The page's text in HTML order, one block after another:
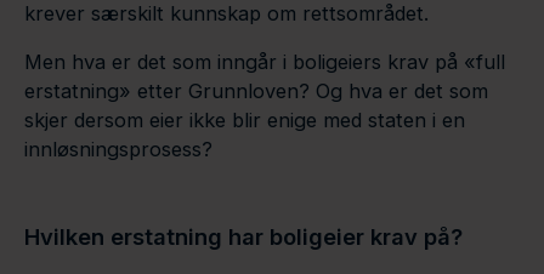
krever særskilt kunnskap om rettsområdet.
Men hva er det som inngår i boligeiers krav på «full
erstatning» etter Grunnloven? Og hva er det som
skjer dersom eier ikke blir enige med staten i en
innløsningsprosess?
Hvilken erstatning har boligeier krav på?